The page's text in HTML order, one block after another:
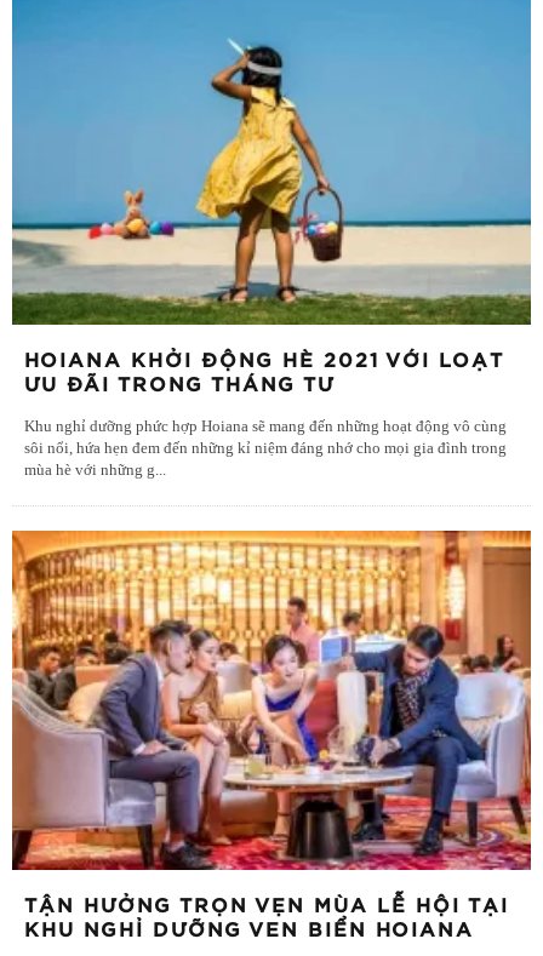
HOIANA KHỞI ĐỘNG HÈ 2021 VỚI LOẠT
ƯU ĐÃI TRONG THÁNG TƯ
Khu nghỉ dưỡng phức hợp Hoiana sẽ mang đến những hoạt động vô cùng
sôi nổi, hứa hẹn đem đến những kỉ niệm đáng nhớ cho mọi gia đình trong
mùa hè với những g...
TẬN HƯỞNG TRỌN VẸN MÙA LỄ HỘI TẠI
KHU NGHỈ DƯỠNG VEN BIỂN HOIANA